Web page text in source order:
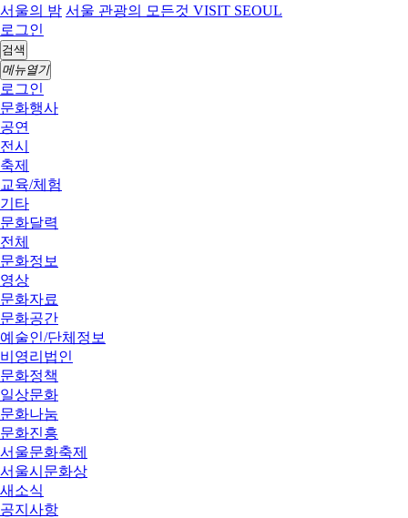
서울의 밤 서울 관광의 모든것 VISIT SEOUL
로그인
검색
메뉴열기
로그인
문화행사
공연
전시
축제
교육/체험
기타
문화달력
전체
문화정보
영상
문화자료
문화공간
예술인/단체정보
비영리법인
문화정책
일상문화
문화나눔
문화진흥
서울문화축제
서울시문화상
새소식
공지사항